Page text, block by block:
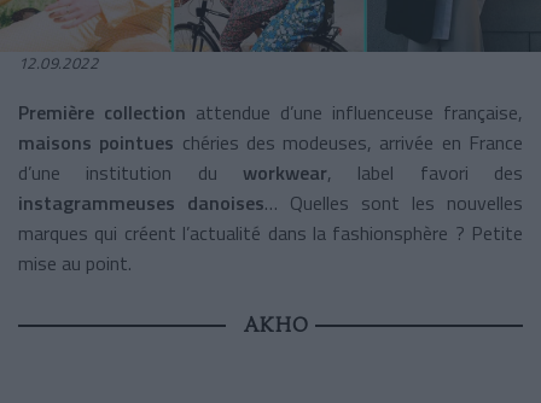
12.09.2022
Première collection attendue d’une influenceuse française,
maisons pointues chéries des modeuses, arrivée en France
d’une institution du workwear, label favori des
instagrammeuses danoises… Quelles sont les nouvelles
marques qui créent l’actualité dans la fashionsphère ? Petite
mise au point.
AKHO